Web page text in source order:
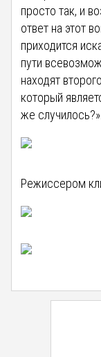
просто так, и
ответ на этот
приходится
пути
находят
который
же случилось?».
Режиссером